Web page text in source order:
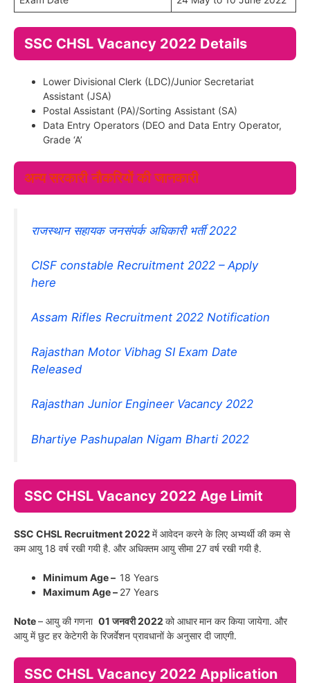
SSC CHSL Vacancy 2022 Details
Lower Divisional Clerk (LDC)/Junior Secretariat
Assistant (JSA)
Postal Assistant (PA)/Sorting Assistant (SA)
Data Entry Operators (DEO and Data Entry Operator,
Grade ‘A’
अन्य सरकारी नौकरियों की जानकारी
राजस्थान सहायक जनसंपर्क अधिकारी भर्ती 2022
CISF constable Recruitment 2022 – Apply
here
Assam Rifles Recruitment 2022 Notification
Rajasthan Motor Vibhag SI Exam Date
Released
Rajasthan Junior Engineer Vacancy 2022
Bhartiye Pashupalan Nigam Bharti 2022
SSC CHSL Vacancy 2022 Age Limit
SSC CHSL Recruitment 2022 में आवेदन करने के लिए अभ्यर्थी की कम से
कम आयु 18 वर्ष रखी गयी है. और अधिक्तम आयु सीमा 27 वर्ष रखी गयी है.
Minimum Age – 18 Years
Maximum Age – 27 Years
Note– आयु की गणना 01 जनवरी 2022 को आधारमान कर किया जायेगा. और
आयु में छुट हर केटेगरी के रिजर्वेशन प्रावधानों के अनुसार दी जाएगी.
SSC CHSL Vacancy 2022 Application